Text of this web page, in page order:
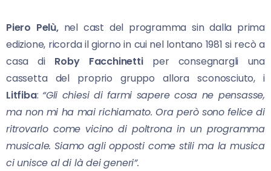
Piero Pelù, nel cast del programma sin dalla prima
edizione, ricorda il giorno in cui nel lontano 1981 si recò a
casa di Roby Facchinetti per consegnargli una
cassetta del proprio gruppo allora sconosciuto, i
Litfiba: “Gli chiesi di farmi sapere cosa ne pensasse,
ma non mi ha mai richiamato. Ora però sono felice di
ritrovarlo come vicino di poltrona in un programma
musicale. Siamo agli opposti come stili ma la musica
ci unisce al di là dei generi”.